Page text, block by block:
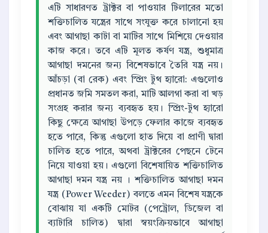
এটি সাধারণত ট্রাক্টর বা পাওয়ার টিলারের মতো
শক্তিচালিত যন্ত্রের সাথে সংযুক্ত করে চালানো হয়
এবং আগাছা কাটা বা মাটির সাথে মিশিয়ে দেওয়ার
কাজ করে। তবে এটি মূলত কর্ষণ যন্ত্র, শুধুমাত্র
আগাছা দমনের জন্য বিশেষভাবে তৈরি যন্ত্র নয়।
আঁচড়া (বা রেক) এবং স্প্রিং টুথ হ্যারো: এগুলোও
প্রধানত জমি সমতল করা, মাটি আলগা করা বা খড়
সংগ্রহ করার জন্য ব্যবহৃত হয়। স্প্রিং-টুথ হ্যারো
কিছু ক্ষেত্রে আগাছা উপড়ে ফেলার কাজে ব্যবহৃত
হতে পারে, কিন্তু এগুলো হাত দিয়ে বা প্রাণী দ্বারা
চালিত হতে পারে, অথবা ট্রাক্টরের পেছনে টেনে
নিয়ে যাওয়া হয়। এগুলো বিশেষায়িত শক্তিচালিত
আগাছা দমন যন্ত্র নয় । শক্তিচালিত আগাছা দমন
যন্ত্র (Power Weeder) বলতে এমন বিশেষ যন্ত্রকে
বোঝায় যা একটি মোটর (পেট্রোল, ডিজেল বা
ব্যাটারি চালিত) দ্বারা স্বয়ংক্রিয়ভাবে আগাছা